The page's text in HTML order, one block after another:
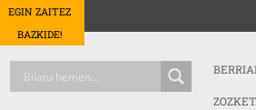
EGIN ZAITEZ
BAZKIDE!